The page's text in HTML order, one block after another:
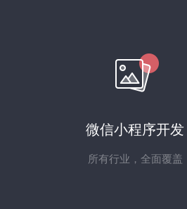
微信小程序开发
所有行业，全面覆盖